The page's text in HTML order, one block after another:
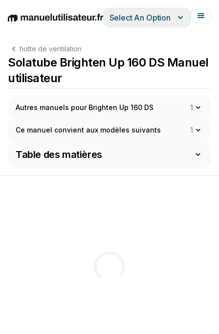
EnglishDeutschEspañolItalianoFrançais
Select An Option
hotte de ventilation
Solatube Brighten Up 160 DS Manuel
utilisateur
Autres manuels pour Brighten Up 160 DS 1
Ce manuel convient aux modèles suivants 1
Table des matières